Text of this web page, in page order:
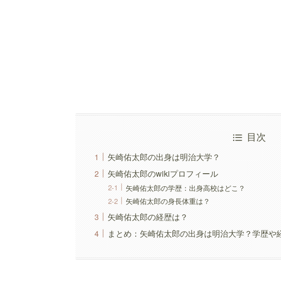
目次
矢崎佑太郎の出身は明治大学？
矢崎佑太郎のwikiプロフィール
矢崎佑太郎の学歴：出身高校はどこ？
矢崎佑太郎の身長体重は？
矢崎佑太郎の経歴は？
まとめ：矢崎佑太郎の出身は明治大学？学歴や